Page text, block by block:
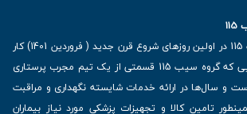
فروشگاه اینترنتی سیب 115 در اولین روزهای شروع قرن جدید ( فروردین 1401) کار
خود را آغاز کرد. از آنجایی که گروه سیب 115 قسمتی از یک تیم مجرب پرستاری
و سال‌ها در ارائه خدمات شایسته نگهداری و مراقبت
تامین کالا و تجهیزات پزشکی مورد نیاز بیماران